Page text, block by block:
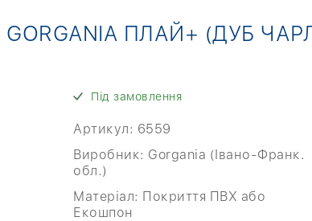
ПЛАЙ+ (ДУБ
Під замовлення
Артикул: 6559
Виробник: Gorgania (Івано-Франк.
обл.)
Матеріал: Покриття ПВХ або
Екошпон